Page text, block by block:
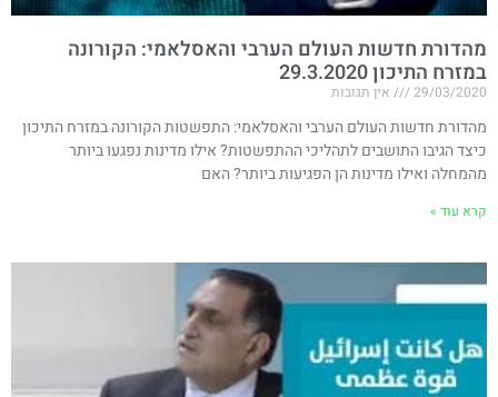
מהדורת חדשות העולם הערבי והאסלאמי: הקורונה
במזרח התיכון 29.3.2020
29/03/2020 אין תגובות
מהדורת חדשות העולם הערבי והאסלאמי: התפשטות הקורונה במזרח התיכון
כיצד הגיבו התושבים לתהליכי ההתפשטות? אילו מדינות נפגעו ביותר
מהמחלה ואילו מדינות הן הפגיעות ביותר? האם
קרא עוד »